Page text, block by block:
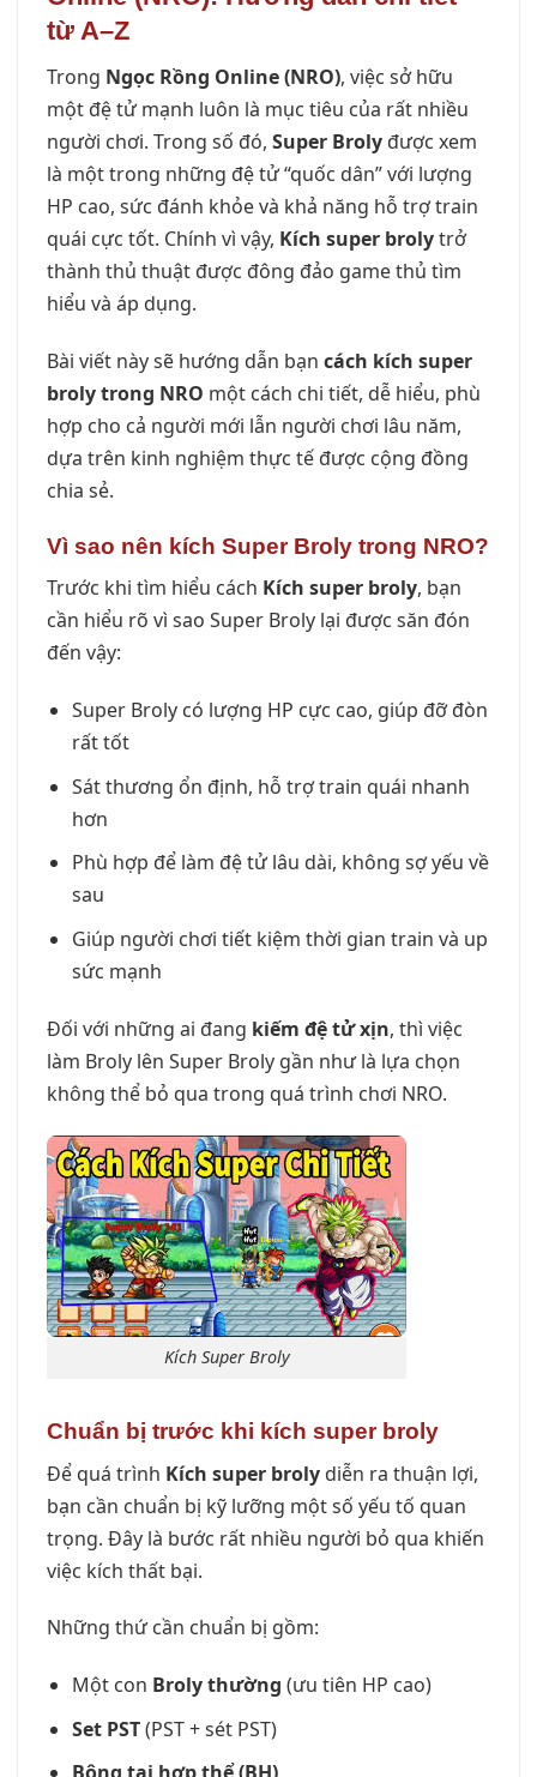
từ A–Z
Trong Ngọc Rồng Online (NRO), việc sở hữu
một đệ tử mạnh luôn là mục tiêu của rất nhiều
người chơi. Trong số đó, Super Broly được xem
là một trong những đệ tử “quốc dân” với lượng
HP cao, sức đánh khỏe và khả năng hỗ trợ train
quái cực tốt. Chính vì vậy, Kích super brolytrở
thành thủ thuật được đông đảo game thủ tìm
hiểu và áp dụng.
Bài viết này sẽ hướng dẫn bạn cách kích super
broly trong NRO một cách chi tiết, dễ hiểu, phù
hợp cho cả người mới lẫn người chơi lâu năm,
dựa trên kinh nghiệm thực tế được cộng đồng
chia sẻ.
Vì sao nên kích Super Broly trong NRO?
Trước khi tìm hiểu cách Kích super broly, bạn
cần hiểu rõ vì sao Super Broly lại được săn đón
đến vậy:
Super Broly có lượng HP cực cao, giúp đỡ đòn
rất tốt
Sát thương ổn định, hỗ trợ train quái nhanh
hơn
Phù hợp để làm đệ tử lâu dài, không sợ yếu về
sau
Giúp người chơi tiết kiệm thời gian train và up
sức mạnh
Đối với những ai đang kiếm đệ tử xịn, thì việc
làm Broly lên Super Broly gần như là lựa chọn
không thể bỏ qua trong quá trình chơi NRO.
Kích Super Broly
Chuẩn bị trước khi kích super broly
Để quá trình Kích super broly diễn ra thuận lợi,
bạn cần chuẩn bị kỹ lưỡng một số yếu tố quan
trọng. Đây là bước rất nhiều người bỏ qua khiến
việc kích thất bại.
Những thứ cần chuẩn bị gồm:
Một con Broly thường (ưu tiên HP cao)
Set PST(PST + sét PST)